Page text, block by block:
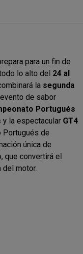
para un fin de
lo alto del 24 al
la segunda
de sabor
Portugués
y la espectacular GT4
Portugués de
única de
que convertirá el
del motor.